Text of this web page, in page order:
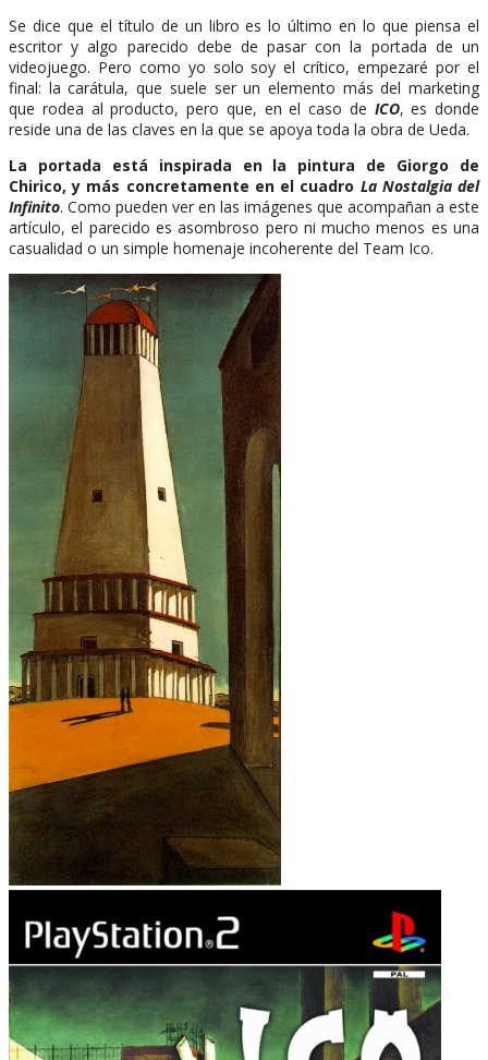
Se dice que el título de un libro es lo último en lo que piensa el
escritor y algo parecido debe de pasar con la portada de un
videojuego. Pero como yo solo soy el crítico, empezaré por el
final: la carátula, que suele ser un elemento más del marketing
que rodea al producto, pero que, en el caso de ICO, es donde
reside una de las claves en la que se apoya toda la obra de Ueda.
La portada está inspirada en la pintura de Giorgo de
Chirico, y más concretamente en el cuadro La Nostalgia del
Infinito. Como pueden ver en las imágenes que acompañan a este
artículo, el parecido es asombroso pero ni mucho menos es una
casualidad o un simple homenaje incoherente del Team Ico.